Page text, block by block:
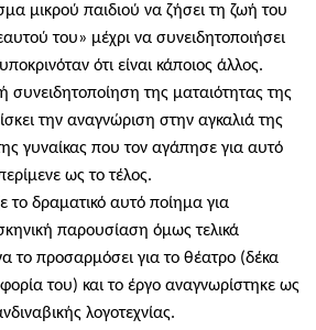
μικρού παιδιού να ζήσει τη ζωή του
του» μέχρι να συνειδητοποιήσει
ότι είναι κάποιος άλλος.
της ματαιότητας της
την αναγνώριση στην αγκαλιά της
γυναίκας που τον αγάπησε για αυτό
ως το τέλος.
το δραματικό αυτό ποίημα για
παρουσίαση όμως τελικά
το προσαρμόσει για το θέατρο (δέκα
του) και το έργο αναγνωρίστηκε ως
λογοτεχνίας.